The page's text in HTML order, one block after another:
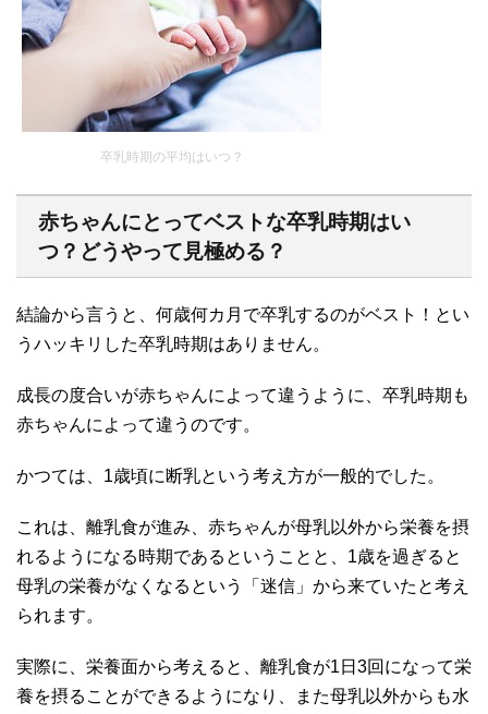
卒乳時期の平均はいつ？
赤ちゃんにとってベストな卒乳時期はい
つ？どうやって見極める？
結論から言うと、何歳何カ月で卒乳するのがベスト！とい
うハッキリした卒乳時期はありません。
成長の度合いが赤ちゃんによって違うように、卒乳時期も
赤ちゃんによって違うのです。
かつては、1歳頃に断乳という考え方が一般的でした。
これは、離乳食が進み、赤ちゃんが母乳以外から栄養を摂
れるようになる時期であるということと、1歳を過ぎると
母乳の栄養がなくなるという「迷信」から来ていたと考え
られます。
実際に、栄養面から考えると、離乳食が1日3回になって栄
養を摂ることができるようになり、また母乳以外からも水